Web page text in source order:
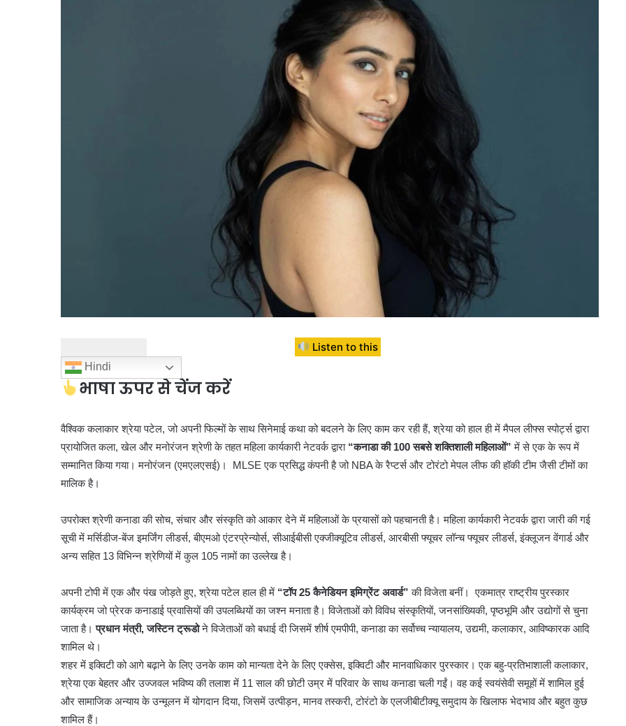
Listen to this
Hindi
भाषा ऊपर से चेंज करें
वैश्विक कलाकार श्रेया पटेल, जो अपनी फिल्मों के साथ सिनेमाई कथा को बदलने के लिए काम कर रही हैं, श्रेया को हाल ही में मैपल लीफ्स स्पोर्ट्स द्वारा
प्रायोजित कला, खेल और मनोरंजन श्रेणी के तहत महिला कार्यकारी नेटवर्क द्वारा “कनाडा की 100 सबसे शक्तिशाली महिलाओं” में से एक के रूप में
सम्मानित किया गया। मनोरंजन (एमएलएसई)। MLSE एक प्रसिद्ध कंपनी है जो NBA के रैप्टर्स और टोरंटो मेपल लीफ की हॉकी टीम जैसी टीमों का
मालिक है।
उपरोक्त श्रेणी कनाडा की सोच, संचार और संस्कृति को आकार देने में महिलाओं के प्रयासों को पहचानती है। महिला कार्यकारी नेटवर्क द्वारा जारी की गई
सूची में मर्सिडीज-बेंज इमर्जिंग लीडर्स, बीएमओ एंटरप्रेन्योर्स, सीआईबीसी एक्जीक्यूटिव लीडर्स, आरबीसी फ्यूचर लॉन्च फ्यूचर लीडर्स, इंक्लूजन वेंगार्ड और
अन्य सहित 13 विभिन्न श्रेणियों में कुल 105 नामों का उल्लेख है।
अपनी टोपी में एक और पंख जोड़ते हुए, श्रेया पटेल हाल ही में “टॉप 25 कैनेडियन इमिग्रेंट अवार्ड” की विजेता बनीं। एकमात्र राष्ट्रीय पुरस्कार
कार्यक्रम जो प्रेरक कनाडाई प्रवासियों की उपलब्धियों का जश्न मनाता है। विजेताओं को विविध संस्कृतियों, जनसांख्यिकी, पृष्ठभूमि और उद्योगों से चुना
जाता है।प्रधान मंत्री, जस्टिन ट्रूडोने विजेताओं को बधाई दी जिसमें शीर्ष एमपीपी, कनाडा का सर्वोच्च न्यायालय, उद्यमी, कलाकार, आविष्कारक आदि
शामिल थे।
शहर में इक्विटी को आगे बढ़ाने के लिए उनके काम को मान्यता देने के लिए एक्सेस, इक्विटी और मानवाधिकार पुरस्कार। एक बहु-प्रतिभाशाली कलाकार,
श्रेया एक बेहतर और उज्जवल भविष्य की तलाश में 11 साल की छोटी उम्र में परिवार के साथ कनाडा चली गईं। वह कई स्वयंसेवी समूहों में शामिल हुई
और सामाजिक अन्याय के उन्मूलन में योगदान दिया, जिसमें उत्पीड़न, मानव तस्करी, टोरंटो के एलजीबीटीक्यू समुदाय के खिलाफ भेदभाव और बहुत कुछ
शामिल हैं।